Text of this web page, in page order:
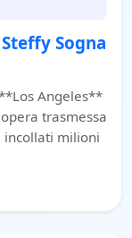
Sogna
Angeles**
trasmessa
incollati milioni